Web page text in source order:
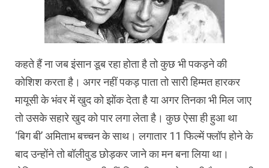
कहते हैं ना जब इंसान डूब रहा होता है तो कुछ भी पकड़ने की
कोशिश करता है। अगर नहीं पकड़ पाता तो सारी हिम्मत हारकर
मायूसी के भंवर में खुद को झोंक देता है या अगर तिनका भी मिल जाए
तो उसके सहारे खुद को पार लगा लेता है। कुछ ऐसा ही हुआ था
‘बिग बी’ अमिताभ बच्चन के साथ। लगातार 11 फिल्में फ्लॉप होने के
बाद उन्होंने तो बॉलीवुड छोड़कर जाने का मन बना लिया था।